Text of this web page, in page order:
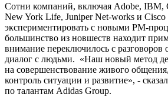
Сотни компаний, включая Adobe, IBM,
New York Life, Juniper Net-works и
экспериментировать с новыми PM-
большинство из новшеств находит
внимание переключилось с
диалог с людьми. «Наш новый метод
на совершенствование живого
контроль ситуации и развитие», -
по талантам Adidas Group.